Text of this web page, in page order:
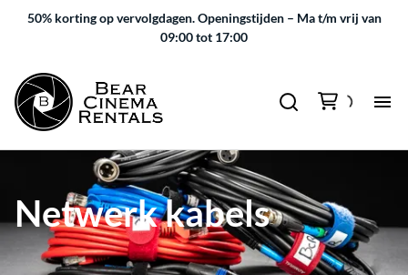
50% korting op vervolgdagen. Openingstijden – Ma t/m vrij van
09:00 tot 17:00
Netwerk kabels